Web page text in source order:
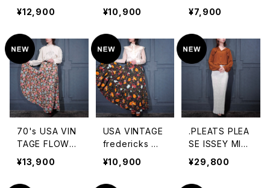
r Style FLOWE
R EMBROIDER
Y JACQUARD
DESIGN RAYO
N LONG SKIRT
MADE IN INDI
A/80年代〜90
年代アメリカ古
着お花ジャガー
ド刺繍デザイン
レーヨンロング
スカート
¥12,900
PATTERNED P
ATCHWORK D
ESIGN RAYON
LONG SKIRT/9
0年代アメリカ古
着お花柄パッチ
ワークデザイン
レーヨンロング
スカート
¥10,900
TICATE PLEAT
ES LIKE DESIG
N DENIM SKIR
T/アメリカ古着
プリーツ風デザ
インデニムスカ
¥7,900
70's USA VIN
TAGE FLOWER
PATTRNED C
OTTON LONG
SKIRT/70年代
¥13,900
USA VINTAGE
fredericks WE
STERN PRINT
DESIGN COTT
ON LONG SKIR
¥10,900
.PLEATS PLEA
SE ISSEY MIYA
KE PATTERNE
ATS SKIRT/プ
¥29,800